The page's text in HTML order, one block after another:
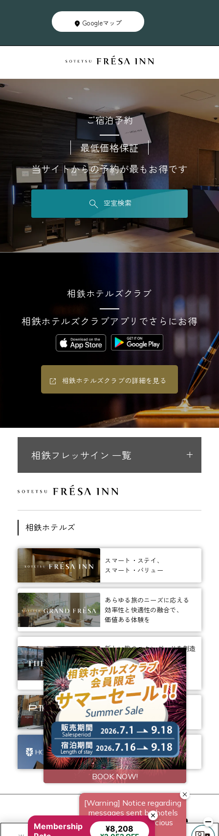
Googleマップ
ご宿泊予約
最低価格保証
当サイトからの予約が最もお得です
空室検索
相鉄ホテルズクラブ
相鉄ホテルズクラブアプリでさらにお得
相鉄ホテルズクラブの詳細を見る
相鉄フレッサイン 一覧
相鉄ホテルズ
スマート・ステイ、
スマート・バリュー
あらゆる旅のニーズに応える
効率性と快適性の融合で、
価値ある体験を
新しい旅のスタンダードを創造
する
お客様のための
多様な滞在オプション
ありそうでなかった、
ちょっと新しいカタチ。
ビジネスからレジャーまで、
幅広く選ばれるホテルへ。
相鉄ホテルズ 公式SNS
Membership
¥8,208